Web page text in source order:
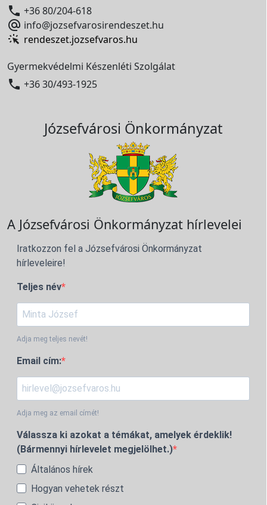
 +36 80/204-618
 info@jozsefvarosirendeszet.hu
rendeszet.jozsefvaros.hu
Gyermekvédelmi Készenléti Szolgálat
 +36 30/493-1925
Józsefvárosi Önkormányzat
A Józsefvárosi Önkormányzat hírlevelei
Iratkozzon fel a Józsefvárosi Önkormányzat
hírleveleire!
Teljes név
Adja meg teljes nevét!
Email cím:
Adja meg az email címét!
Válassza ki azokat a témákat, amelyek érdeklik!
(Bármennyi hírlevelet megjelölhet.)
Általános hírek
Hogyan vehetek részt